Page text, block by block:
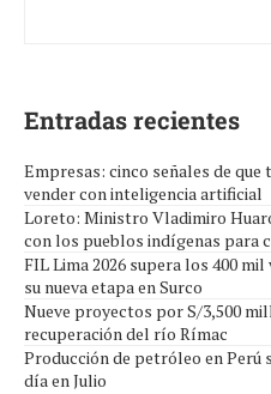
Entradas recientes
Empresas: cinco señales de
vender con inteligencia artificial
Loreto: Ministro Vladimiro
con los pueblos indígenas para
FIL Lima 2026 supera los 400
su nueva etapa en Surco
Nueve proyectos por S/3,500
recuperación del río Rímac
Producción de petróleo en
día en Julio